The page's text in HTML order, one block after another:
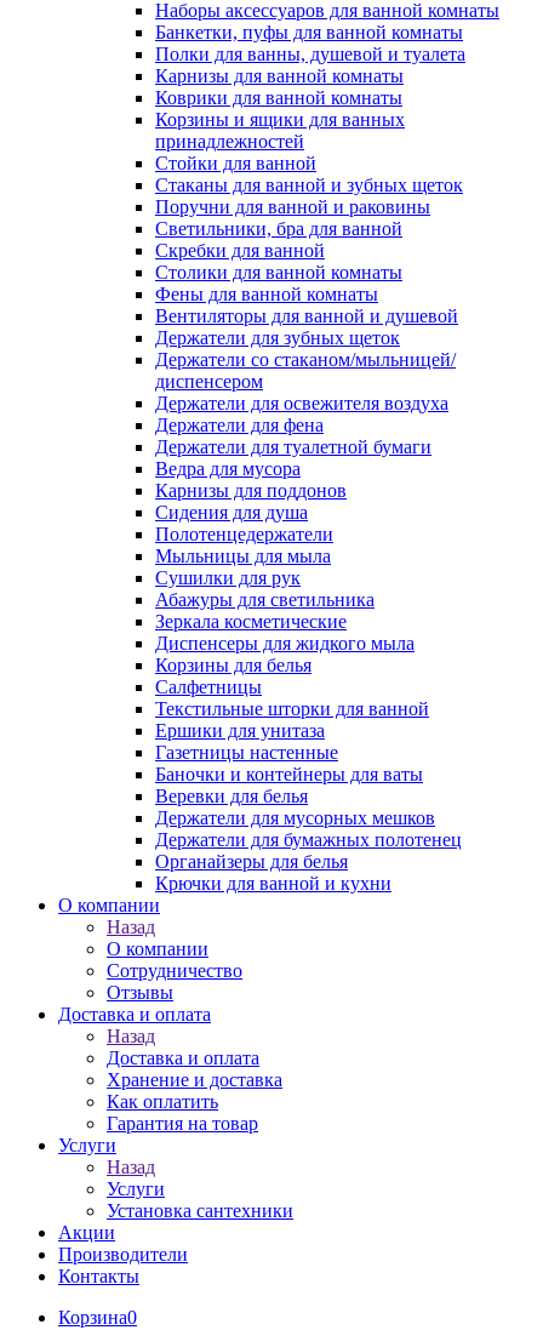
Наборы аксессуаров для ванной комнаты
Банкетки, пуфы для ванной комнаты
Полки для ванны, душевой и туалета
Карнизы для ванной комнаты
Коврики для ванной комнаты
Корзины и ящики для ванных
принадлежностей
Стойки для ванной
Стаканы для ванной и зубных щеток
Поручни для ванной и раковины
Светильники, бра для ванной
Скребки для ванной
Столики для ванной комнаты
Фены для ванной комнаты
Вентиляторы для ванной и душевой
Держатели для зубных щеток
Держатели со стаканом/мыльницей/
диспенсером
Держатели для освежителя воздуха
Держатели для фена
Держатели для туалетной бумаги
Ведра для мусора
Карнизы для поддонов
Сидения для душа
Полотенцедержатели
Мыльницы для мыла
Сушилки для рук
Абажуры для светильника
Зеркала косметические
Диспенсеры для жидкого мыла
Корзины для белья
Салфетницы
Текстильные шторки для ванной
Ершики для унитаза
Газетницы настенные
Баночки и контейнеры для ваты
Веревки для белья
Держатели для мусорных мешков
Держатели для бумажных полотенец
Органайзеры для белья
Крючки для ванной и кухни
О компании
Назад
О компании
Сотрудничество
Отзывы
Доставка и оплата
Назад
Доставка и оплата
Хранение и доставка
Как оплатить
Гарантия на товар
Услуги
Назад
Услуги
Установка сантехники
Акции
Производители
Контакты
Корзина0